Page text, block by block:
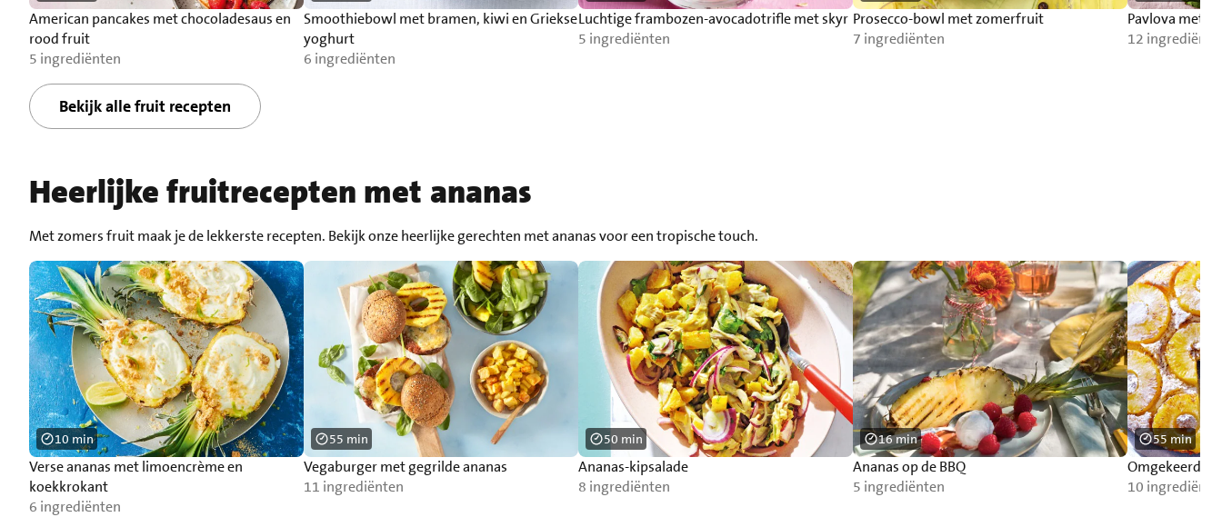
American pancakes met chocoladesaus en
rood fruit
5 ingrediënten
Smoothiebowl met bramen, kiwi en Griekse
yoghurt
6 ingrediënten
Luchtige frambozen-avocadotrifle met skyr
5 ingrediënten
Prosecco-bowl met zomerfruit
7 ingrediënten
Pavlova met
12
Bekijk alle fruit recepten
Heerlijke fruitrecepten met ananas
Met zomers fruit maak je de lekkerste recepten. Bekijk onze heerlijke gerechten met ananas voor een tropische touch.
Verse ananas met limoencrème en
koekkrokant
6 ingrediënten
10 min
Vegaburger met gegrilde ananas
11 ingrediënten
55 min
Ananas-kipsalade
8 ingrediënten
50 min
Ananas op de BBQ
5 ingrediënten
16 min
Omgekeerde
10
55 min